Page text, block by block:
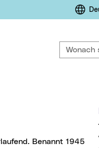
Wonach
Menüpunkt)